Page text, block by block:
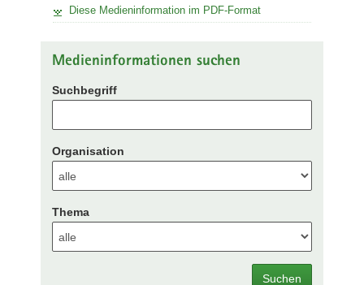
Diese Medieninformation im PDF-Format
Medieninformationen suchen
Suchbegriff
Organisation
Thema
Suchen